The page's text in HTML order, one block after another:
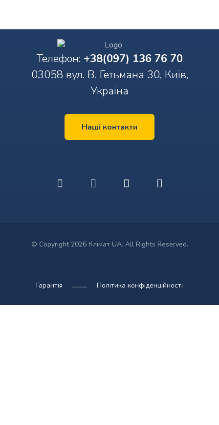
Телефон: +38(097) 136 76 70
03058 вул. В. Гетьмана 30, Київ,
Україна
Наші контакти
© Copyright 2026 Клімат UA. All Rights Reserved.
Політика конфіденційності
Гарантія